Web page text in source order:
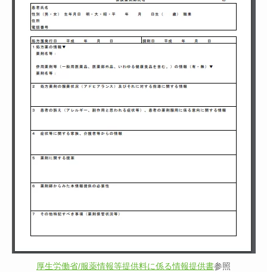
厚生労働省/服薬情報等提供料に係る情報提供書参照